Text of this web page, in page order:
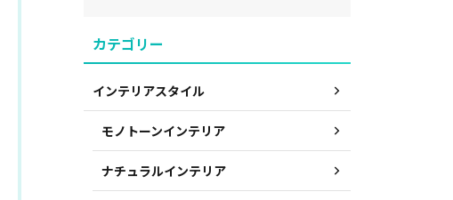
カテゴリー
インテリアスタイル
モノトーンインテリア
ナチュラルインテリア